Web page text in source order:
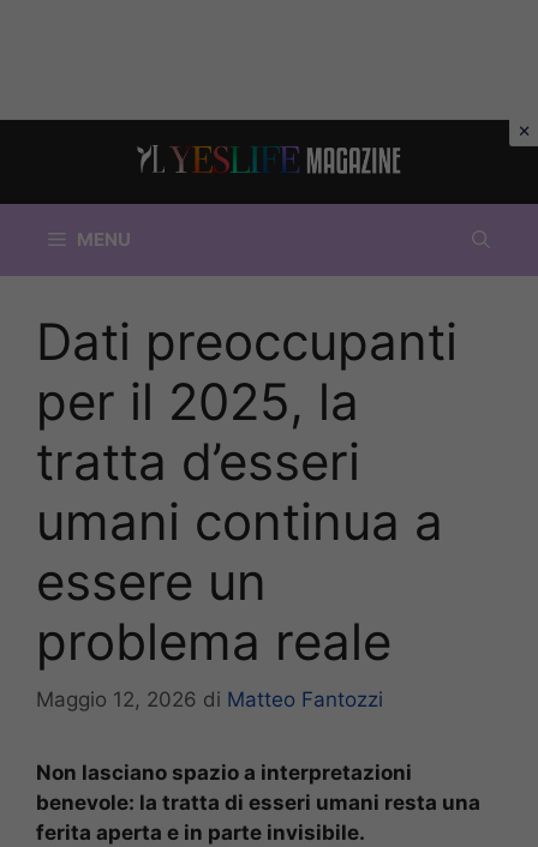
MENU
Dati preoccupanti
per il 2025, la
tratta d’esseri
umani continua a
essere un
problema reale
Maggio 12, 2026 di Matteo Fantozzi
Non lasciano spazio a interpretazioni
benevole: la tratta di esseri umani resta una
ferita aperta e in parte invisibile.